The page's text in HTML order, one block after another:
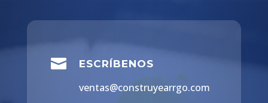
 ESCRÍBENOS
ventas@construyearrgo.com